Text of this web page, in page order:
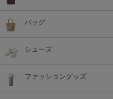
バッグ
シューズ
ファッショングッズ